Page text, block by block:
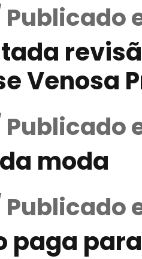
Venosa
moda
paga